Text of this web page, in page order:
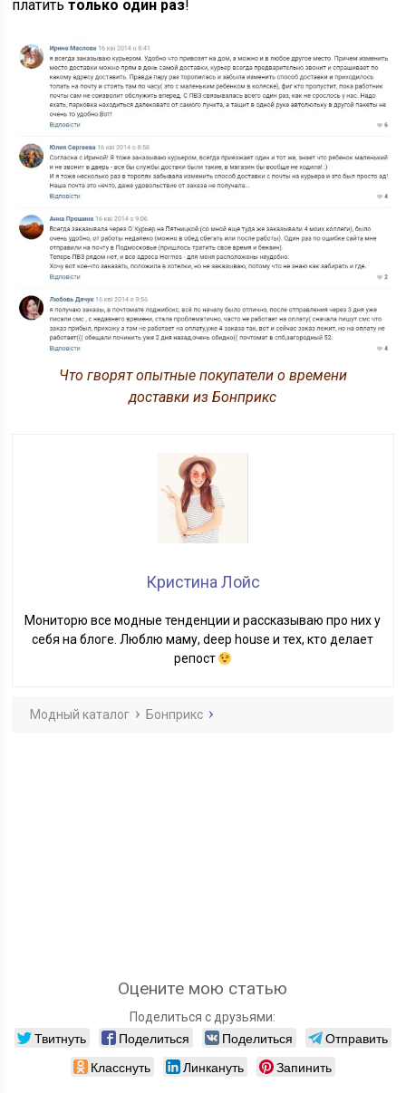
платитьтолько один раз!
Что гворят опытные покупатели о времени
доставки из Бонприкс
Кристина Лойс
Мониторю все модные тенденции и рассказываю про них у
себя на блоге. Люблю маму, deep house и тех, кто делает
репост
Модный каталог Бонприкс
Оцените мою статью
Поделиться с друзьями:
Твитнуть Поделиться Поделиться
Отправить
Класснуть
Линкануть Запинить